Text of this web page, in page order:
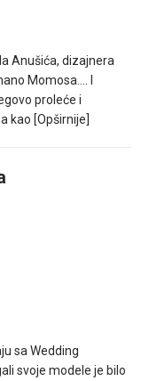
Anušića, dizajnera
Momosa…. I
proleće i
kao [Opširnije]
sa Wedding
svoje modele je bilo